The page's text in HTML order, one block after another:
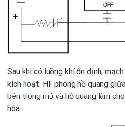
Sau khi có luồng khí ổn định,
kích hoạt. HF phóng hồ quang
bên trong mỏ và hồ quang làm
hóa.